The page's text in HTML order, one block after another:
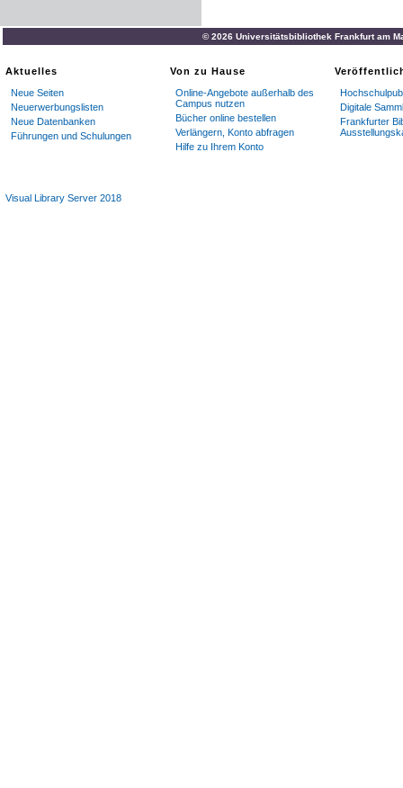
© 2026 Universitätsbibliothek Frankfurt am
Aktuelles
Neue Seiten
Neuerwerbungslisten
Neue Datenbanken
Führungen und Schulungen
Von zu Hause
Online-Angebote außerhalb des
Campus nutzen
Bücher online bestellen
Verlängern, Konto abfragen
Hilfe zu Ihrem Konto
Digitale
Frankfurter
Visual Library Server 2018